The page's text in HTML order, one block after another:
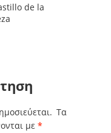
de la
Τα
με *